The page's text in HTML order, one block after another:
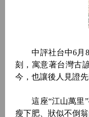
中評社台中6月8
刻，寓意著台灣古
今，也讓後人見證先
這座“江山萬里”
瘦下肥、狀似不倒